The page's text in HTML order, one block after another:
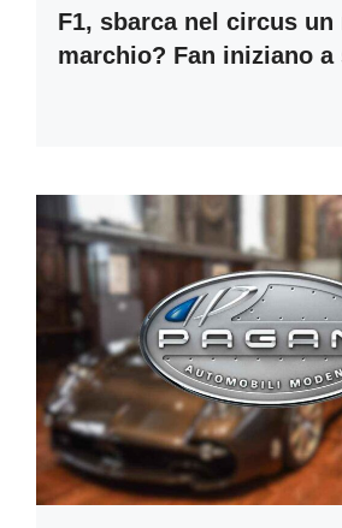
F1, sbarca nel circus un
marchio? Fan iniziano a